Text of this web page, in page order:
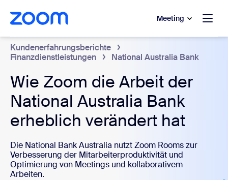
wechseln
Chat wechseln Meeting
Kundenerfahrungsberichte
Finanzdienstleistungen
National Australia Bank
Wie Zoom die Arbeit der
National Australia Bank
erheblich verändert hat
Die National Bank Australia nutzt Zoom Rooms zur
Verbesserung der Mitarbeiterproduktivität und
Optimierung von Meetings und kollaborativem
Arbeiten.